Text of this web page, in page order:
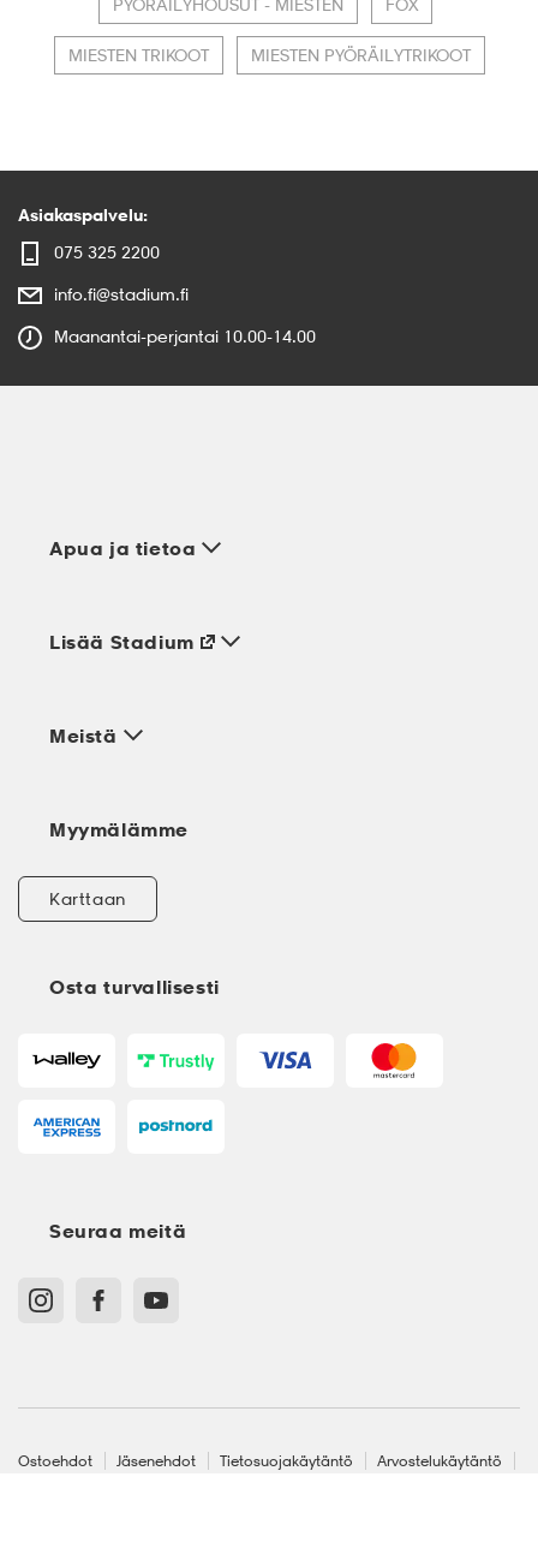
PYÖRÄILYHOUSUT - MIESTEN FOX
MIESTEN TRIKOOT MIESTEN PYÖRÄILYTRIKOOT
Asiakaspalvelu:
075 325 2200
info.fi@stadium.fi
Maanantai-perjantai 10.00-14.00
Apua ja tietoa
Meistä
Osta turvallisesti
Lisää Stadium
Myymälämme
Karttaan
Seuraa meitä
Ostoehdot Jäsenehdot Tietosuojakäytäntö
Arvostelukäytäntö